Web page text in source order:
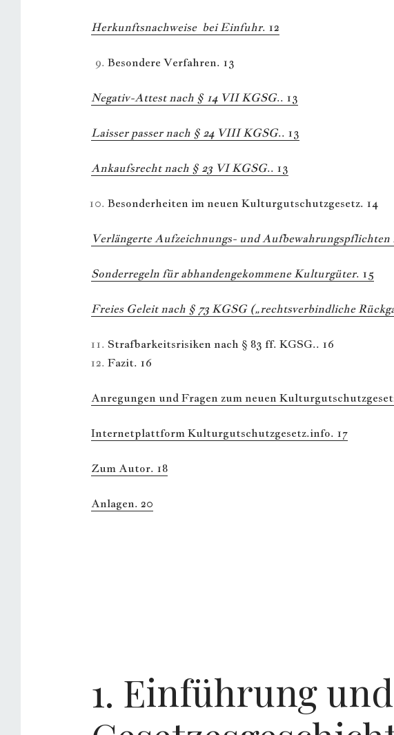
Herkunftsnachweise bei Einfuhr. 12
Besondere Verfahren. 13
Negativ-Attest nach § 14 VII KGSG.. 13
Laisser passer nach § 24 VIII KGSG.. 13
Ankaufsrecht nach § 23 VI KGSG.. 13
Besonderheiten im neuen Kulturgutschutzgesetz. 14
Verlängerte Aufzeichnungs- und
Sonderregeln für abhandengekommene Kulturgüter. 15
Freies Geleit nach § 73 KGSG („rechtsverbindliche
Strafbarkeitsrisiken nach § 83 ff. KGSG.. 16
Fazit. 16
Anregungen und Fragen zum neuen
Internetplattform Kulturgutschutzgesetz.info. 17
Zum Autor. 18
Anlagen. 20
1. Einführung und